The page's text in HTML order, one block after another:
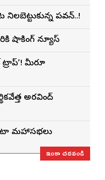
పవన్..!
షాకింగ్ న్యూస్
మీరూ
మహాసభలు
ఇంకా చదవండి